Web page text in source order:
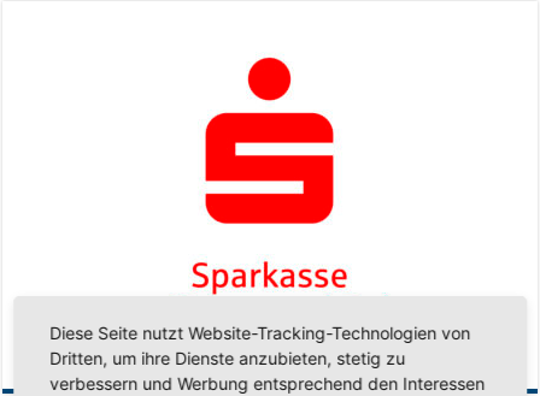
Diese Seite nutzt Website-Tracking-Technologien von
Dritten, um ihre Dienste anzubieten, stetig zu
verbessern und Werbung entsprechend den Interessen